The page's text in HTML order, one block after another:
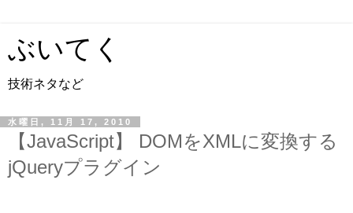
ぶいてく
技術ネタなど
水曜日, 11月 17, 2010
【JavaScript】 DOMをXMLに変換する
jQueryプラグイン